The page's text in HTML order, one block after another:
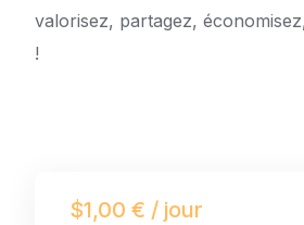
valorisez, partagez,
!
$1,00 € / jour